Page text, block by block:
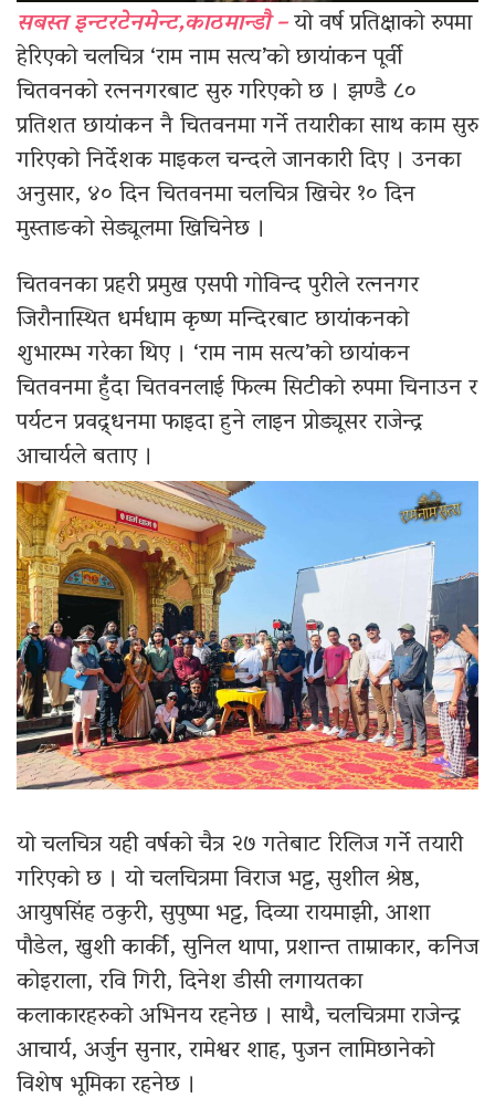
सबस्त इन्टरटेनमेन्ट,काठमान्डौ –यो वर्ष प्रतिक्षाको रुपमा
हेरिएको चलचित्र ‘राम नाम सत्य’को छायांकन पूर्वी
चितवनको रत्ननगरबाट सुरु गरिएको छ । झण्डै ८०
प्रतिशत छायांकन नै चितवनमा गर्ने तयारीका साथ काम सुरु
गरिएको निर्देशक माइकल चन्दले जानकारी दिए । उनका
अनुसार, ४० दिन चितवनमा चलचित्र खिचेर १० दिन
मुस्ताङको सेड्यूलमा खिचिनेछ ।
चितवनका प्रहरी प्रमुख एसपी गोविन्द पुरीले रत्ननगर
जिरौनास्थित धर्मधाम कृष्ण मन्दिरबाट छायांकनको
शुभारम्भ गरेका थिए । ‘राम नाम सत्य’को छायांकन
चितवनमा हुँदा चितवनलाई फिल्म सिटीको रुपमा चिनाउन र
पर्यटन प्रवद्र्धनमा फाइदा हुने लाइन प्रोड्यूसर राजेन्द्र
आचार्यले बताए ।
यो चलचित्र यही वर्षको चैत्र २७ गतेबाट रिलिज गर्ने तयारी
गरिएको छ । यो चलचित्रमा विराज भट्ट, सुशील श्रेष्ठ,
आयुषसिंह ठकुरी, सुपुष्पा भट्ट, दिव्या रायमाझी, आशा
पौडेल, खुशी कार्की, सुनिल थापा, प्रशान्त ताम्राकार, कनिज
कोइराला, रवि गिरी, दिनेश डीसी लगायतका
कलाकारहरुको अभिनय रहनेछ । साथै, चलचित्रमा राजेन्द्र
आचार्य, अर्जुन सुनार, रामेश्वर शाह, पुजन लामिछानेको
विशेष भूमिका रहनेछ ।